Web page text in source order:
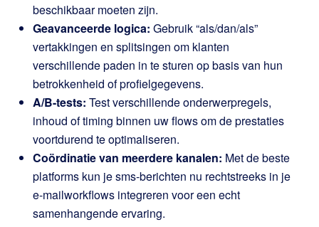
beschikbaar moeten zijn.
Geavanceerde logica: Gebruik “als/dan/als”
vertakkingen en splitsingen om klanten
verschillende paden in te sturen op basis van hun
betrokkenheid of profielgegevens.
A/B-tests: Test verschillende onderwerpregels,
inhoud of timing binnen uw flows om de prestaties
voortdurend te optimaliseren.
Coördinatie van meerdere kanalen: Met de beste
platforms kun je sms-berichten nu rechtstreeks in je
e-mailworkflows integreren voor een echt
samenhangende ervaring.